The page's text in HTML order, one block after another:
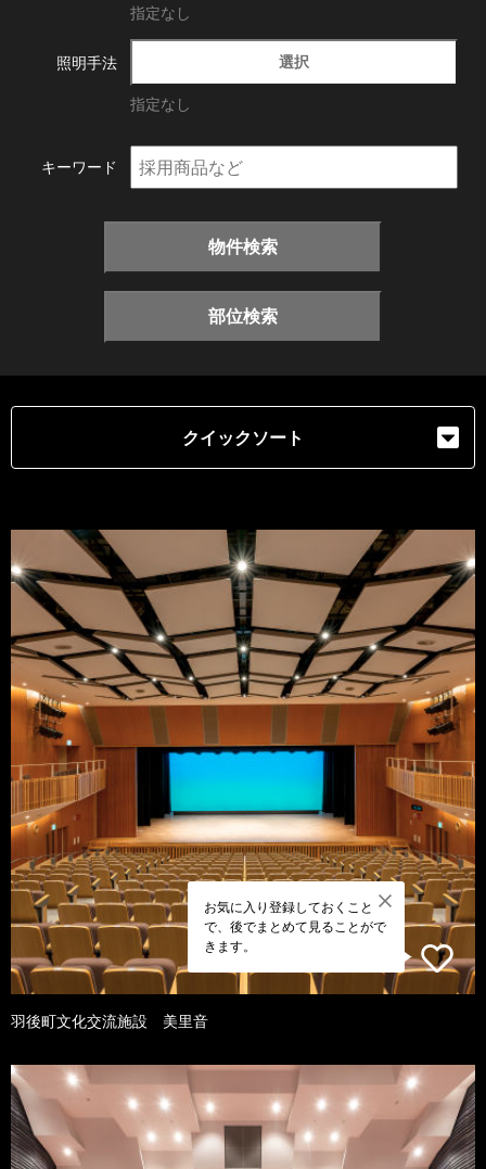
指定なし
照明手法 選択
指定なし
キーワード
物件検索
部位検索
クイックソート
お気に入り登録しておくこと
で、後でまとめて見ることがで
きます。
羽後町文化交流施設 美里音